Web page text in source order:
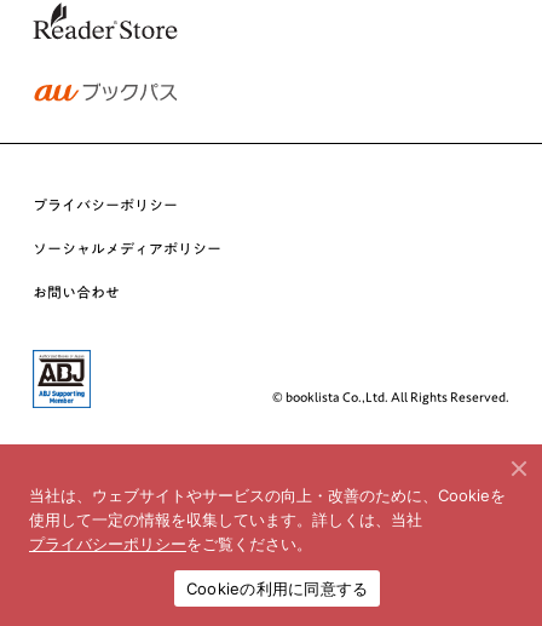
プライバシーポリシー
ソーシャルメディアポリシー
お問い合わせ
© booklista Co.,Ltd. All Rights Reserved.
当社は、ウェブサイトやサービスの向上・改善のために、Cookieを
使用して一定の情報を収集しています。詳しくは、当社
プライバシーポリシーをご覧ください。
Cookieの利用に同意する